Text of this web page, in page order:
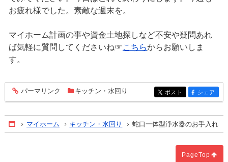
お疲れ様でした。素敵な週末を。
マイホーム計画の事や資金土地探しなど不安や疑問あれ
ば気軽に質問してくださいね☞こちらからお願いしま
す。
entry378
パーマリンク キッチン・水回り entry378
ポスト entry378
シェア
Home
マイホーム キッチン・水回り 蛇口一体型浄水器のお手入れ
PageTop